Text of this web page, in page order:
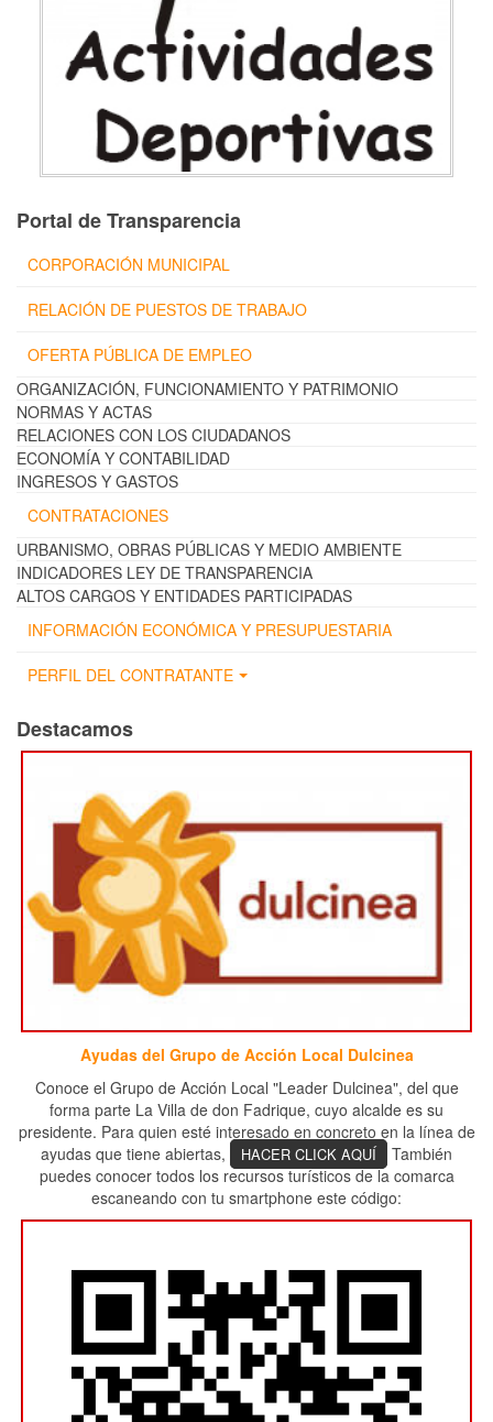
Portal de Transparencia
CORPORACIÓN MUNICIPAL
RELACIÓN DE PUESTOS DE TRABAJO
OFERTA PÚBLICA DE EMPLEO
ORGANIZACIÓN, FUNCIONAMIENTO Y PATRIMONIO
NORMAS Y ACTAS
RELACIONES CON LOS CIUDADANOS
ECONOMÍA Y CONTABILIDAD
INGRESOS Y GASTOS
CONTRATACIONES
URBANISMO, OBRAS PÚBLICAS Y MEDIO AMBIENTE
INDICADORES LEY DE TRANSPARENCIA
ALTOS CARGOS Y ENTIDADES PARTICIPADAS
INFORMACIÓN ECONÓMICA Y PRESUPUESTARIA
PERFIL DEL CONTRATANTE
Destacamos
Ayudas del Grupo de Acción Local Dulcinea
Conoce el Grupo de Acción Local "Leader Dulcinea", del que
forma parte La Villa de don Fadrique, cuyo alcalde es su
presidente. Para quien esté interesado en concreto en la línea de
ayudas que tiene abiertas,
HACER CLICK AQUÍ
También
puedes conocer todos los recursos turísticos de la comarca
escaneando con tu smartphone este código: